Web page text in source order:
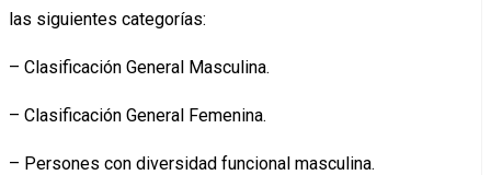
las siguientes categorías:
– Clasificación General Masculina.
– Clasificación General Femenina.
– Persones con diversidad funcional masculina.